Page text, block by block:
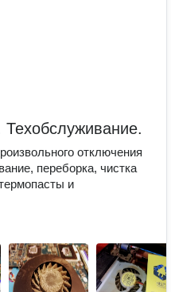
отключения
переборка, чистка
и